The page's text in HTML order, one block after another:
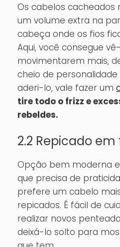
Os cabelos cacheados
um volume extra na
cabeça onde os fios
Aqui, você consegue
movimentarem mais,
cheio de personalidade
aderi-lo, vale fazer um
tire todo o frizz e
rebeldes.
2.2 Repicado em
Opção bem moderna
que precisa de
prefere um cabelo
repicados. É fácil de
realizar novos
deixá-lo solto para